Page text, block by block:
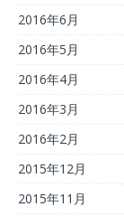
2016年6月
2016年5月
2016年4月
2016年3月
2016年2月
2015年12月
2015年11月